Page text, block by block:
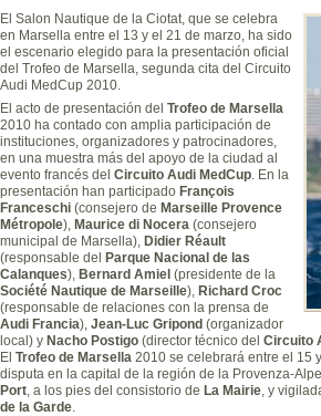
El Salon Nautique de la Ciotat, que se celebra
en Marsella entre el 13 y el 21 de marzo, ha sido
el escenario elegido para la presentación oficial
del Trofeo de Marsella, segunda cita del Circuito
Audi MedCup 2010.
El acto de presentación del Trofeo de Marsella
2010 ha contado con amplia participación de
instituciones, organizadores y patrocinadores,
en una muestra más del apoyo de la ciudad al
evento francés del Circuito Audi MedCup. En la
presentación han participado François
Franceschi (consejero de Marseille Provence
Métropole), Maurice di Nocera (consejero
municipal de Marsella), Didier Réault
(responsable del
Parque Nacional de las
Calanques), Bernard Amiel (presidente de la
Société Nautique de Marseille), Richard Croc
(responsable de relaciones con la prensa de
Audi Francia), Jean-Luc Gripond (organizador
local) y Nacho Postigo (director técnico del Circuito
El Trofeo de Marsella 2010 se celebrará entre el 15
disputa en la capital de la región de la Provenza-
Port, a los pies del consistorio de La Mairie, y
de la Garde.